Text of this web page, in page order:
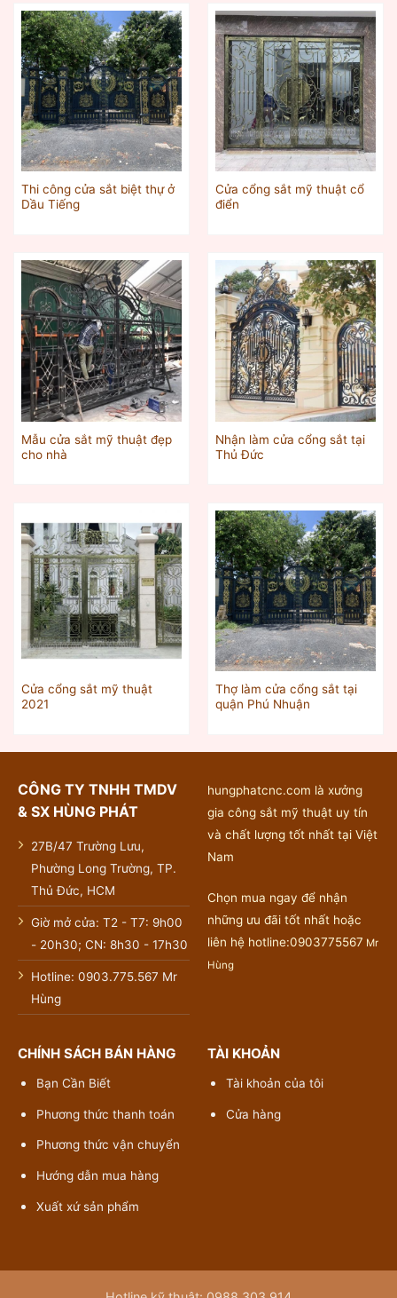
Thi công cửa sắt biệt thự ở
Dầu Tiếng
Cửa cổng sắt mỹ thuật cổ
điển
Mẫu cửa sắt mỹ thuật đẹp
cho nhà
Nhận làm cửa cổng sắt tại
Thủ Đức
Cửa cổng sắt mỹ thuật
2021
Thợ làm cửa cổng sắt tại
quận Phú Nhuận
CÔNG TY TNHH TMDV
& SX HÙNG PHÁT
27B/47 Trường Lưu,
Phường Long Trường, TP.
Thủ Đức, HCM
Giờ mở cửa: T2 - T7: 9h00
- 20h30; CN: 8h30 - 17h30
Hotline: 0903.775.567 Mr
Hùng
hungphatcnc.com là xưởng
gia công sắt mỹ thuật uy tín
và chất lượng tốt nhất tại Việt
Nam
Chọn mua ngay để nhận
những ưu đãi tốt nhất hoặc
liên hệ hotline:0903775567 Mr
Hùng
CHÍNH SÁCH BÁN HÀNG
Bạn Cần Biết
Phương thức thanh toán
Phương thức vận chuyển
Hướng dẫn mua hàng
Xuất xứ sản phẩm
TÀI KHOẢN
Tài khoản của tôi
Cửa hàng